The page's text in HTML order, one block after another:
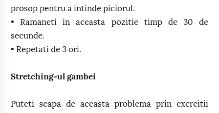
prosop pentru a intinde piciorul.
• Ramaneti in aceasta pozitie timp de 30 de
secunde.
• Repetati de 3 ori.
Stretching-ul gambei
Puteti scapa de aceasta problema prin exercitii